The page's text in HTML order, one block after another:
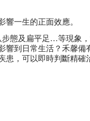
響一生的正面效應。
態及扁平足…等現象
響到日常生活？禾馨
患，可以即時判斷精確